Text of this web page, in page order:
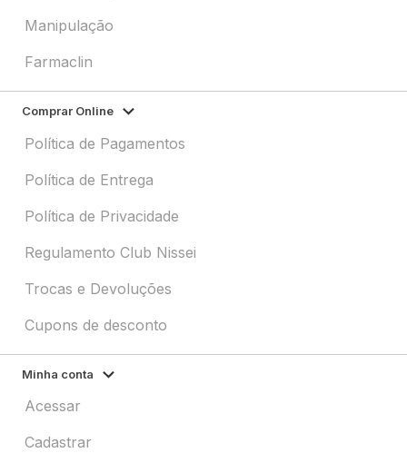
Manipulação
Farmaclin
Comprar Online
Política de Pagamentos
Política de Entrega
Política de Privacidade
Regulamento Club Nissei
Trocas e Devoluções
Cupons de desconto
Minha conta
Acessar
Cadastrar